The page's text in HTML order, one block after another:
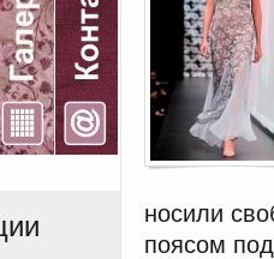
носили
поясом